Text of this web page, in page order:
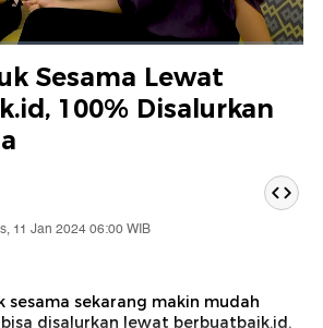
Saat
ini
Sesama Lewat
100% Disalurkan
11 Jan 2024 06:00 WIB
sesama sekarang makin mudah
disalurkan lewat berbuatbaik.id.